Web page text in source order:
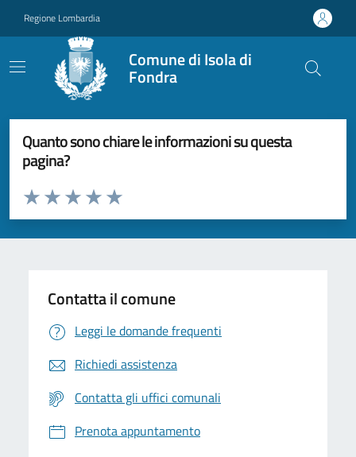
Regione Lombardia
Comune di Isola di
Fondra
Quanto sono chiare le informazioni su questa
pagina?
Valuta da 1 a 5 stelle la pagina
Valuta 5 stelle su 5
Valuta 4 stelle su 5
Valuta 3 stelle su 5
Valuta 2 stelle su 5
Valuta 1 stelle su 5
Contatta il comune
Leggi le domande frequenti
Richiedi assistenza
Contatta gli uffici comunali
Prenota appuntamento